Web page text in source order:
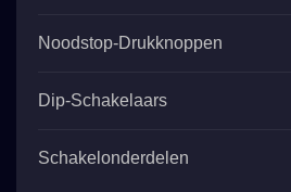
Noodstop-Drukknoppen
Dip-Schakelaars
Schakelonderdelen